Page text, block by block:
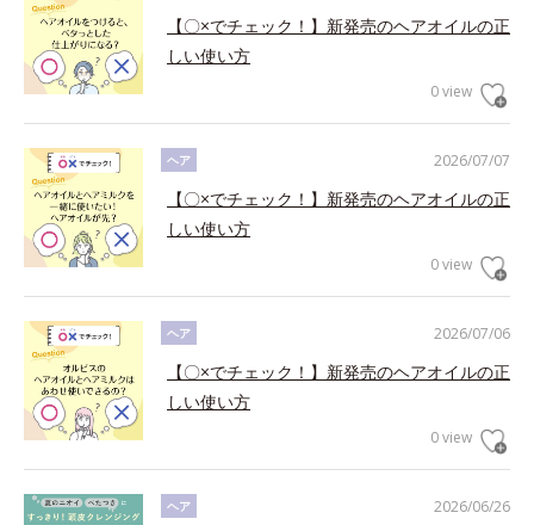
【〇×でチェック！】新発売のヘアオイルの正
しい使い方
0 view
2026/07/07
ヘア
【〇×でチェック！】新発売のヘアオイルの正
しい使い方
0 view
2026/07/06
ヘア
【〇×でチェック！】新発売のヘアオイルの正
しい使い方
0 view
2026/06/26
ヘア